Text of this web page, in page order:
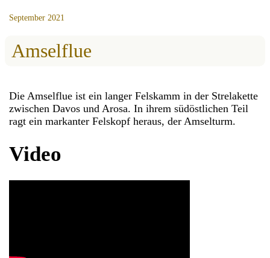
September 2021
Amselflue
Die Amselflue ist ein langer Felskamm in der Strelakette
zwischen Davos und Arosa. In ihrem südöstlichen Teil
ragt ein markanter Felskopf heraus, der Amselturm.
Video